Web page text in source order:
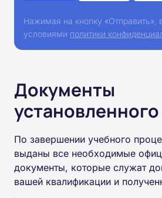
Нажимая на кнопку «Отправить»,
условиями политики
Документы
По завершении учебного
выданы все необходимые
документы, которые служат
вашей квалификации и